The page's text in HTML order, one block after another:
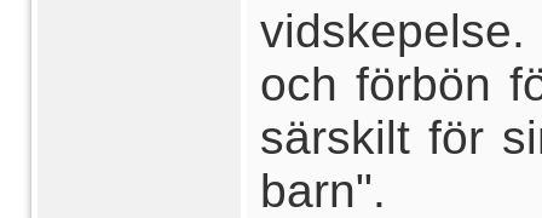
och förbön
särskilt för
barn".